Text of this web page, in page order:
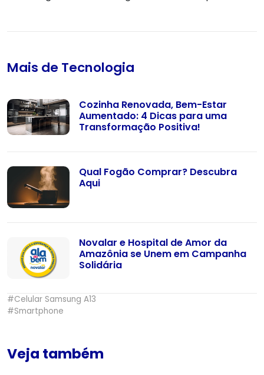
Mais de Tecnologia
Cozinha Renovada, Bem-Estar
Aumentado: 4 Dicas para uma
Transformação Positiva!
Qual Fogão Comprar? Descubra
Aqui
Novalar e Hospital de Amor da
Amazônia se Unem em Campanha
Solidária
#Celular Samsung A13
#Smartphone
Veja também